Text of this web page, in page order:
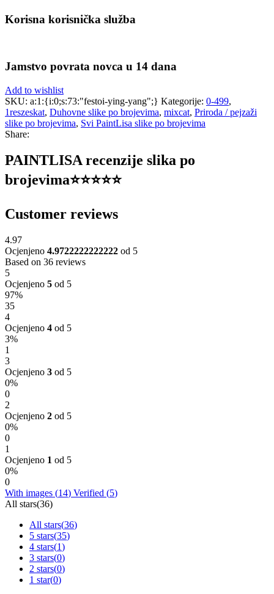
Korisna korisnička služba
Jamstvo povrata novca u 14 dana
Add to wishlist
SKU: a:1:{i:0;s:73:"festoi-ying-yang";} Kategorije: 0-499,
1reszeskat, Duhovne slike po brojevima, mixcat, Priroda / pejzaži
slike po brojevima, Svi PaintLisa slike po brojevima
Share:
PAINTLISA recenzije slika po
brojevima⭐️⭐️⭐️⭐️⭐️
Customer reviews
4.97
Ocjenjeno 4.9722222222222 od 5
Based on 36 reviews
5
Ocjenjeno 5 od 5
97%
35
4
Ocjenjeno 4 od 5
3%
1
3
Ocjenjeno 3 od 5
0%
0
2
Ocjenjeno 2 od 5
0%
0
1
Ocjenjeno 1 od 5
0%
0
With images (14) Verified (5)
All stars(36)
All stars(36)
5 stars(35)
4 stars(1)
3 stars(0)
2 stars(0)
1 star(0)